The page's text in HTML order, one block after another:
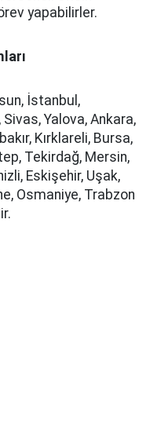
yapabilirler.
İstanbul,
Yalova, Ankara,
Kırklareli, Bursa,
Tekirdağ, Mersin,
Eskişehir, Uşak,
Osmaniye, Trabzon